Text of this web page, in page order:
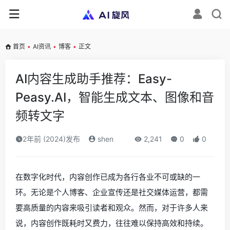
首页 • AI资讯 • 博客 • 正文
AI内容生成助手推荐：Easy-
Peasy.AI，智能生成文本、图像和音
频转文字
2年前 (2024)发布 shen 2,241 0 0
在数字化时代，内容创作已成为各行各业不可或缺的一
环。无论是个人博客、企业宣传还是社交媒体运营，都需
要高质量的内容来吸引读者和观众。然而，对于许多人来
说，内容创作既耗时又费力，往往难以保持高效和持续。